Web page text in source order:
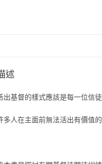
述
出基督的樣式應該是每一位信
多人在主面前無法活出有價值